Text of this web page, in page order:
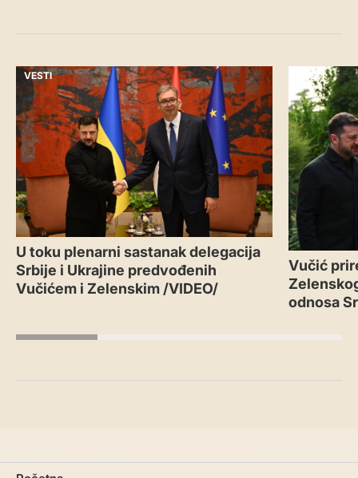
VESTI
U toku plenarni sastanak delegacija
Srbije i Ukrajine predvođenih
Vučićem i Zelenskim /VIDEO/
VESTI
Vučić
odnosa